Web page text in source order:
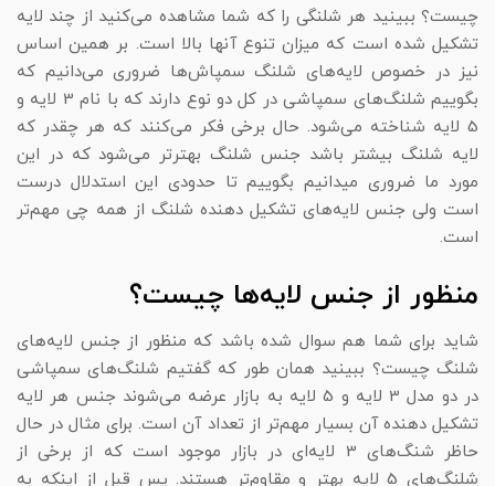
چیست؟ ببینید هر شلنگی را که شما مشاهده می‌کنید از چند لایه
تشکیل شده است که میزان تنوع آنها بالا است. بر همین اساس
نیز در خصوص لایه‌های شلنگ سمپاش‌ها ضروری می‌دانیم که
بگوییم شلنگ‌های سمپاشی در کل دو نوع دارند که با نام 3 لایه و
5 لایه شناخته می‌شود. حال برخی فکر می‌کنند که هر چقدر که
لایه شلنگ بیشتر باشد جنس شلنگ بهتر‌تر می‌شود که در این
مورد ما ضروری میدانیم بگوییم تا حدودی این استدلال درست
است ولی جنس لایه‌های تشکیل دهنده شلنگ از همه چی مهم‌تر
است.
منظور از جنس لایه‌ها چیست؟
شاید برای شما هم سوال شده باشد که منظور از جنس لایه‌های
شلنگ چیست؟ ببینید همان طور که گفتیم شلنگ‌های سمپاشی
در دو مدل 3 لایه و 5 لایه به بازار عرضه می‌شوند جنس هر لایه
تشکیل دهنده آن بسیار مهم‌تر از تعداد آن است. برای مثال در حال
حاظر شنگ‌های 3 لایه‌ای در بازار موجود است که از برخی از
شلنگ‌های 5 لایه بهتر و مقاوم‌تر هستند. پس قبل از اینکه به